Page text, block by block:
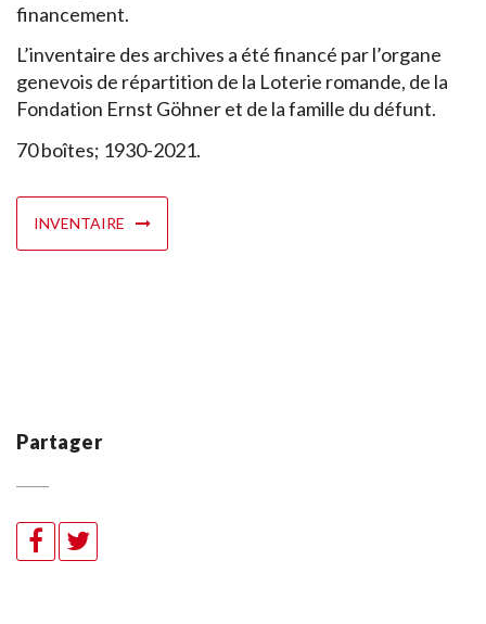
financement.
L’inventaire des archives a été financé par l’organe
genevois de répartition de la Loterie romande, de la
Fondation Ernst Göhner et de la famille du défunt.
70 boîtes; 1930-2021.
INVENTAIRE
Partager